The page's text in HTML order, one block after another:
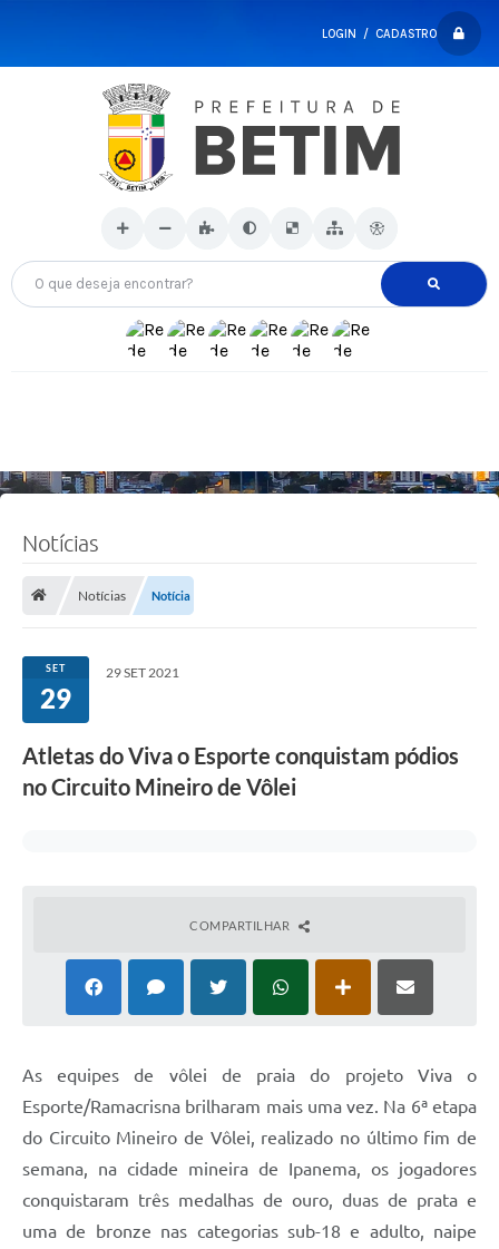
LOGIN / CADASTRO
O que deseja encontrar?
Notícias
Notícias Notícia
SET
29
29 SET 2021
Atletas do Viva o Esporte conquistam pódios
no Circuito Mineiro de Vôlei
COMPARTILHAR
As equipes de vôlei de praia do projeto Viva o
Esporte/Ramacrisna brilharam mais uma vez. Na 6ª etapa
do Circuito Mineiro de Vôlei, realizado no último fim de
semana, na cidade mineira de Ipanema, os jogadores
conquistaram três medalhas de ouro, duas de prata e
uma de bronze nas categorias sub-18 e adulto, naipe